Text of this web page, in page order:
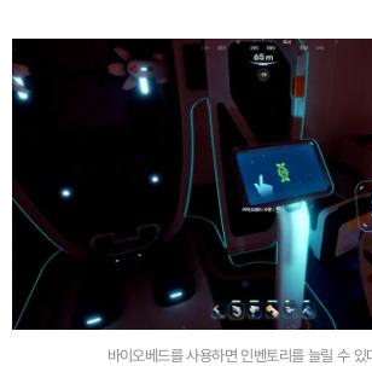
바이오베드를 사용하면 인벤토리를 늘릴 수